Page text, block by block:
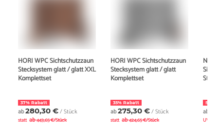
HORI WPC Sichtschutzzaun
Stecksystem glatt / glatt XXL
Komplettset
37% Rabatt
ab280,30 €/ Stück
statt ab443,65 €/Stück
HORI WPC Sichtschutzzaun
Stecksystem glatt / glatt
Komplettset
35% Rabatt
ab275,30 €/ Stück
statt ab424,65 €/Stück
5%
ab
UVP